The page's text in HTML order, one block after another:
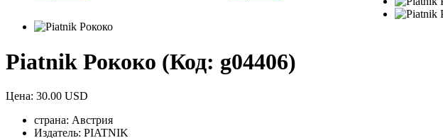
Piatnik Рококо (Код: g04406)
Цена: 30.00 USD
страна: Австрия
Издатель: PIATNIK